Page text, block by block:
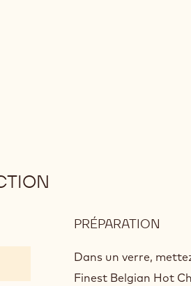
PRÉPARATION
Dans un verre,
Finest Belgian Hot